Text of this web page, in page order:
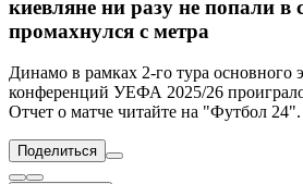
киевляне ни разу не попали в
промахнулся с метра
Динамо в рамках 2-го тура основного
конференций УЕФА 2025/26
Отчет о матче читайте на "Футбол 24".
Поделиться